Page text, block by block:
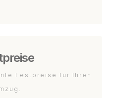
Festpreise für Ihren